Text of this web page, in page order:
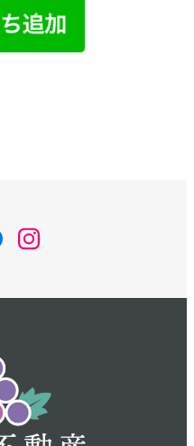
メ
ニ
項
メ
ニ
項